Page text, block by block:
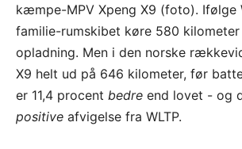
kæmpe-MPV Xpeng X9 (foto). Ifølge
familie-rumskibet køre 580
opladning. Men i den norske
X9 helt ud på 646 kilometer, før
er 11,4 procent bedre end lovet - og
positive afvigelse fra WLTP.